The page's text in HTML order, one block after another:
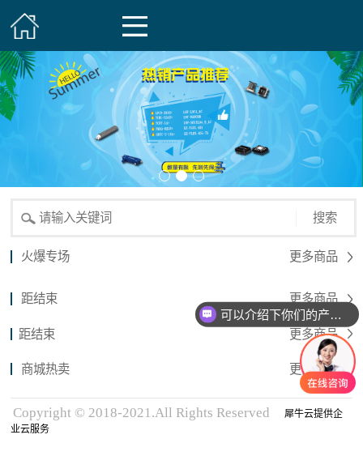
搜索
火爆专场 更多商品
距结束 更多商品
距结束 更多商品
商城热卖 更多商品
Copyright © 2018-2021.All Rights Reserved
犀牛云提供企
业云服务